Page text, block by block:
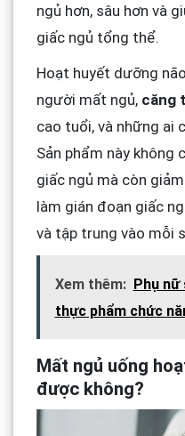
ngủ hơn, sâu hơn và
giấc ngủ tổng thể.
Hoạt huyết dưỡng
người mất ngủ, căng
cao tuổi, và những ai
Sản phẩm này không
giấc ngủ mà còn
làm gián đoạn giấc
và tập trung vào mỗi
Xem thêm: Phụ nữ
thực phẩm chức
Mất ngủ uống
được không?